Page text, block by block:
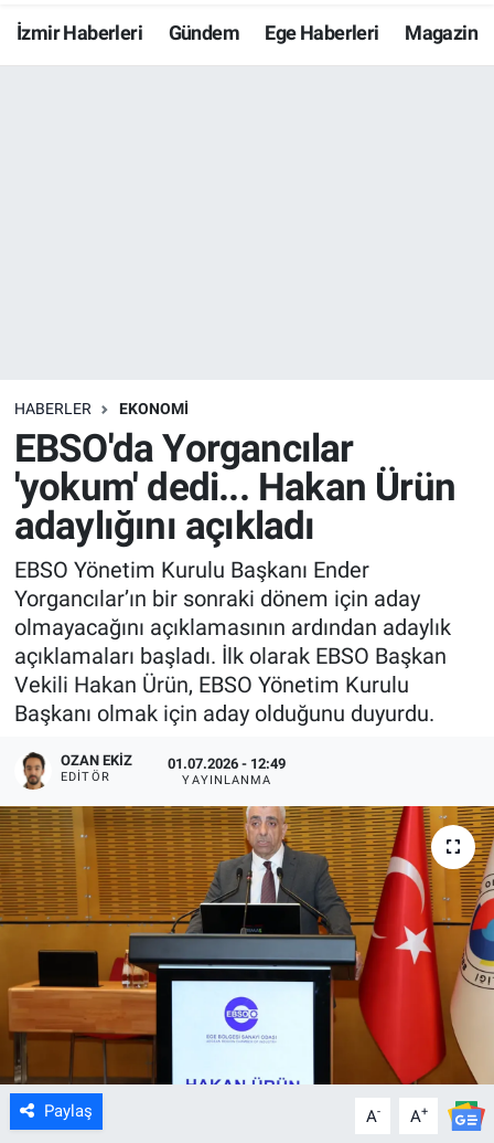
İzmir Haberleri Gündem Ege Haberleri Magazin
HABERLER EKONOMİ
EBSO'da Yorgancılar
'yokum' dedi... Hakan Ürün
adaylığını açıkladı
EBSO Yönetim Kurulu Başkanı Ender
Yorgancılar’ın bir sonraki dönem için aday
olmayacağını açıklamasının ardından adaylık
açıklamaları başladı. İlk olarak EBSO Başkan
Vekili Hakan Ürün, EBSO Yönetim Kurulu
Başkanı olmak için aday olduğunu duyurdu.
OZAN EKIZ
EDITÖR
01.07.2026 - 12:49
YAYINLANMA
Paylaş A- A+
Resmi İlanlar